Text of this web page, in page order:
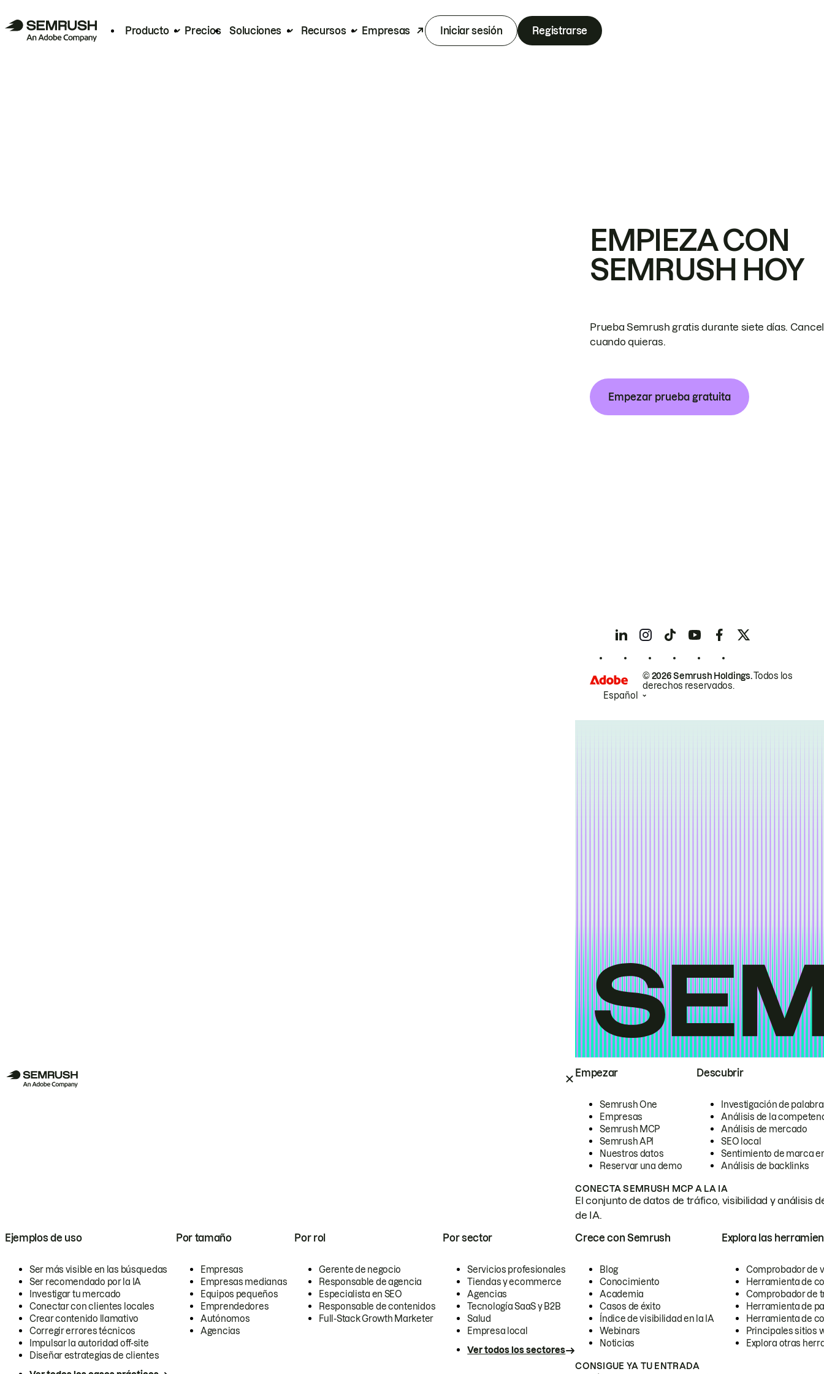
Producto Precios Soluciones Recursos Empresas Iniciar sesión Registrarse
Empezar
Semrush One
Empresas
Semrush MCP
Semrush API
Nuestros datos
Reservar una demo
Descubrir
Investigación de
Análisis de la
Análisis de mercado
SEO local
Sentimiento de marca
Análisis de backlinks
CONECTA SEMRUSH MCP A LA IA
El conjunto de datos de tráfico, visibilidad y análisis
de IA.
Ejemplos de uso
Ser más visible en las búsquedas
Ser recomendado por la IA
Investigar tu mercado
Conectar con clientes locales
Crear contenido llamativo
Corregir errores técnicos
Impulsar la autoridad off-site
Diseñar estrategias de clientes
Por tamaño
Empresas
Empresas medianas
Equipos pequeños
Emprendedores
Autónomos
Agencias
Por rol
Gerente de negocio
Responsable de agencia
Especialista en SEO
Responsable de contenidos
Full-Stack Growth Marketer
Por sector
Servicios profesionales
Tiendas y ecommerce
Agencias
Tecnología SaaS y B2B
Salud
Empresa local
Ver todos los sectores
Crece con Semrush
Blog
Conocimiento
Academia
Casos de éxito
Índice de visibilidad en la IA
Webinars
Noticias
Explora las
Comprobador de
Herramienta de
Comprobador de
Herramienta de
Herramienta de
Principales sitios
Explora otras
CONSIGUE YA TU ENTRADA
EMPIEZA CON
SEMRUSH HOY
Prueba Semrush gratis durante siete días.
cuando quieras.
Empezar prueba gratuita
© 2026 Semrush Holdings.Todos los
derechos reservados.
Español